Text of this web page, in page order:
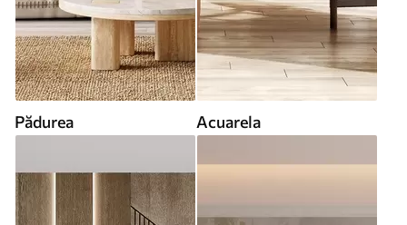
Pădurea Acuarela